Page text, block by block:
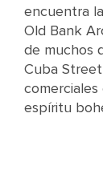
encuentra
Old Bank
de muchos
Cuba
espíritu